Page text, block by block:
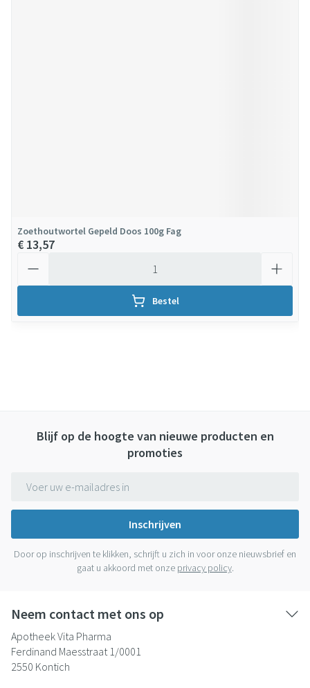
Zoethoutwortel Gepeld Doos 100g Fag
€ 13,57
Bestel
Blijf op de hoogte van nieuwe producten en
promoties
Inschrijven
Door op inschrijven te klikken, schrijft u zich in voor onze nieuwsbrief en
gaat u akkoord met onze privacy policy.
Neem contact met ons op
Apotheek Vita Pharma
Ferdinand Maesstraat 1/0001
2550 Kontich